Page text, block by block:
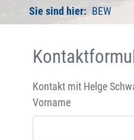
Sie sind hier: BEW
Kontakt mit Helge
Vorname